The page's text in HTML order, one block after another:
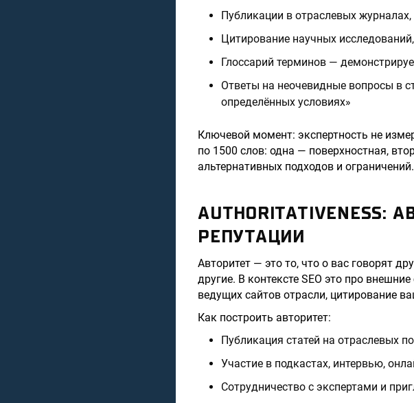
Публикации в отраслевых
Цитирование научных
Глоссарий терминов —
Ответы на неочевидные вопросы в
определённых условиях»
Ключевой момент: экспертность не
по 1500 слов: одна — поверхностная,
альтернативных подходов и
РЕПУТАЦИИ
Авторитет — это то, что о вас говорят
другие. В контексте SEO это про
ведущих сайтов отрасли, цитирование
Как построить авторитет:
Публикация статей на отраслевых
Участие в подкастах, интервью,
Сотрудничество с экспертами и